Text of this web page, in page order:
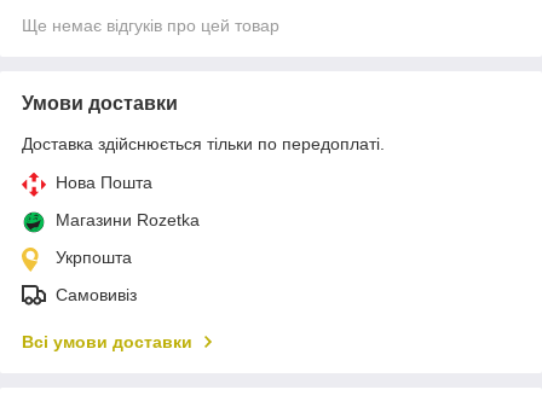
Ще немає відгуків про цей товар
Умови доставки
Доставка здійснюється тільки по передоплаті.
Нова Пошта
Магазини Rozetka
Укрпошта
Самовивіз
Всі умови доставки